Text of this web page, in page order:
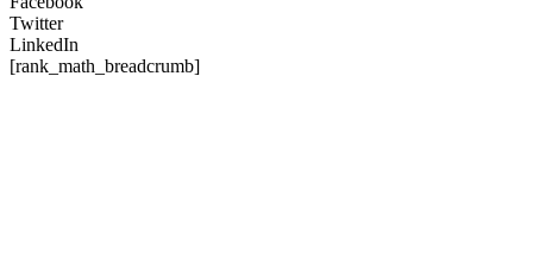
Twitter
LinkedIn
[rank_math_breadcrumb]